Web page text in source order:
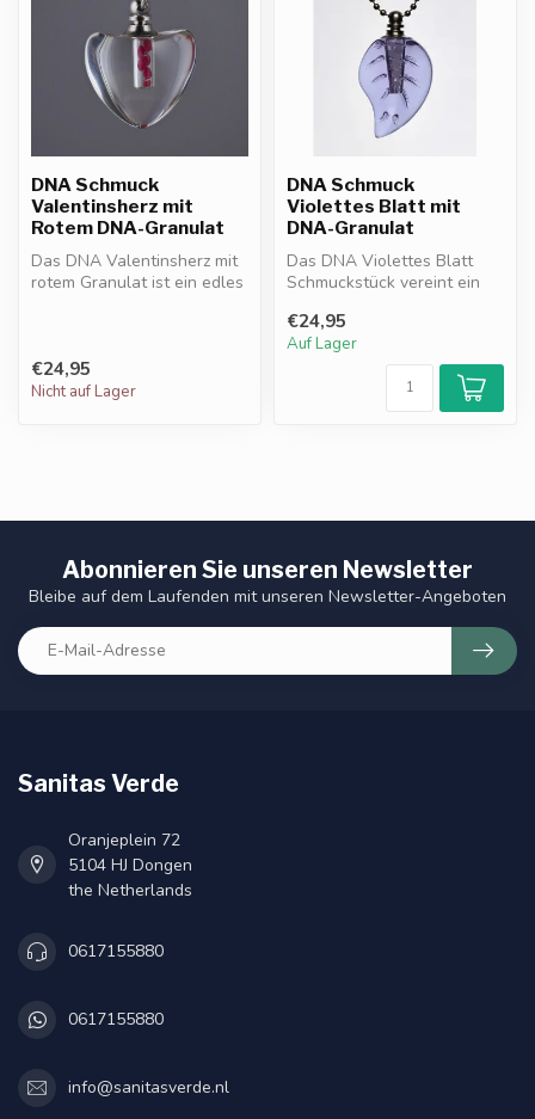
DNA Schmuck
Valentinsherz mit
Rotem DNA-Granulat
Das DNA Valentinsherz mit
rotem Granulat ist ein edles
€24,95
Nicht auf Lager
DNA Schmuck
Violettes Blatt mit
DNA-Granulat
Das DNA Violettes Blatt
Schmuckstück vereint ein
viole...
€24,95
Auf Lager
Abonnieren Sie unseren Newsletter
Bleibe auf dem Laufenden mit unseren Newsletter-Angeboten
Sanitas Verde
Oranjeplein 72
5104 HJ Dongen
the Netherlands
0617155880
0617155880
info@sanitasverde.nl